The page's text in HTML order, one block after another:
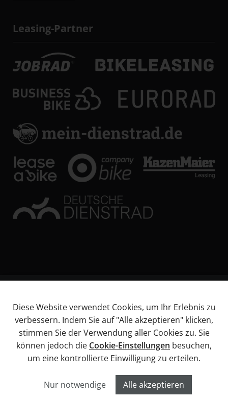
Leasing-Partner
Impressum
AGB
Datenschutz
Widerrufsbelehrung
Informationen über Barrierefreiheitsanforderungen
Diese Website verwendet Cookies, um Ihr Erlebnis zu
verbessern. Indem Sie auf "Alle akzeptieren" klicken,
stimmen Sie der Verwendung aller Cookies zu. Sie
können jedoch die Cookie-Einstellungen besuchen,
um eine kontrollierte Einwilligung zu erteilen.
Nur notwendige Alle akzeptieren